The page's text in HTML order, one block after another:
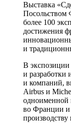
Выставка
Посольством
более 100
достижения
и
В экспозиции
и разработки
и компаний,
Airbus и
одноименной
во Франции и
производству